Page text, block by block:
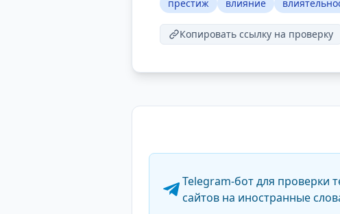
престиж влияние
Копировать ссылку на проверку
Telegram-бот для проверки
сайтов на иностранные